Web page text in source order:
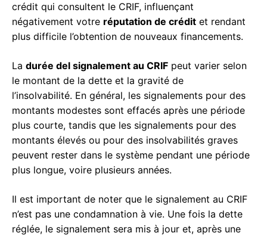
crédit qui consultent le CRIF, influençant
négativement votre réputation de crédit et rendant
plus difficile l’obtention de nouveaux financements.
La durée del signalement au CRIF peut varier selon
le montant de la dette et la gravité de
l’insolvabilité. En général, les signalements pour des
montants modestes sont effacés après une période
plus courte, tandis que les signalements pour des
montants élevés ou pour des insolvabilités graves
peuvent rester dans le système pendant une période
plus longue, voire plusieurs années.
Il est important de noter que le signalement au CRIF
n’est pas une condamnation à vie. Une fois la dette
réglée, le signalement sera mis à jour et, après une